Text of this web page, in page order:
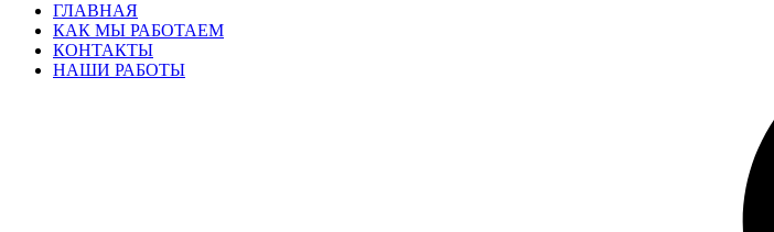
ГЛАВНАЯ
КАК МЫ РАБОТАЕМ
КОНТАКТЫ
НАШИ РАБОТЫ